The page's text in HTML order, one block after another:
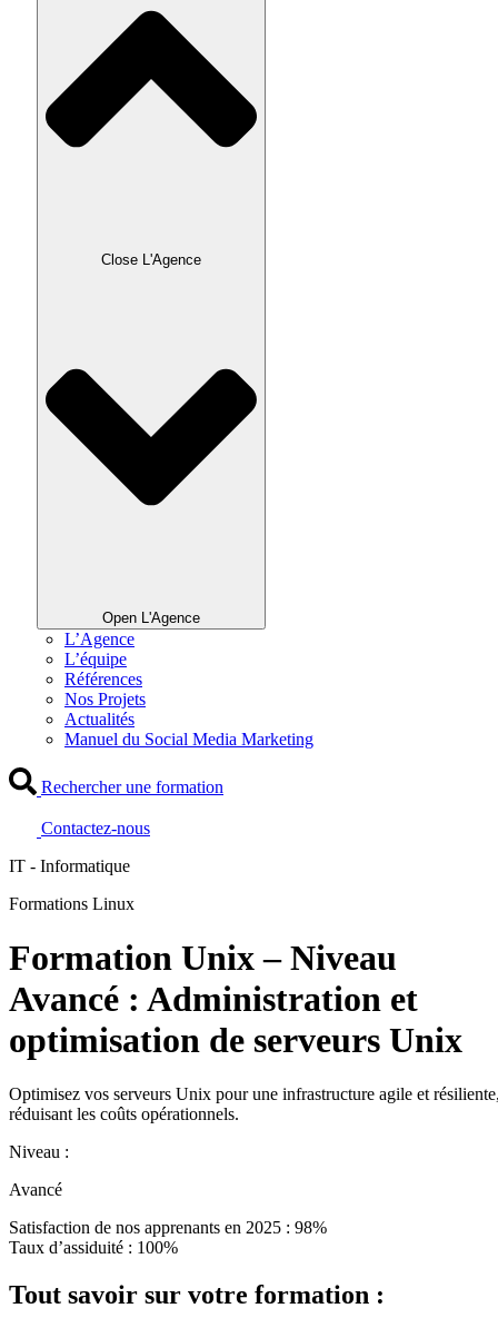
Close L'Agence
Open L'Agence
L’Agence
L’équipe
Références
Nos Projets
Actualités
Manuel du Social Media Marketing
Rechercher une formation
Contactez-nous
IT - Informatique
Formations Linux
Formation Unix – Niveau
Avancé : Administration et
optimisation de serveurs Unix
Optimisez vos serveurs Unix pour une infrastructure agile et
réduisant les coûts opérationnels.
Niveau :
Avancé
Satisfaction de nos apprenants en 2025 : 98%
Taux d’assiduité : 100%
Tout savoir sur votre formation :